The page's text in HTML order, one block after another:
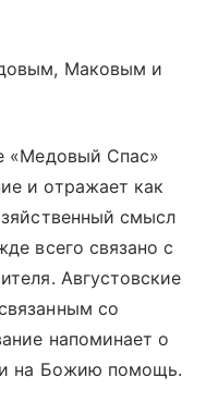
Маковым и
«Медовый Спас»
и отражает как
смысл
всего связано с
Августовские
со
напоминает о
на Божию помощь.